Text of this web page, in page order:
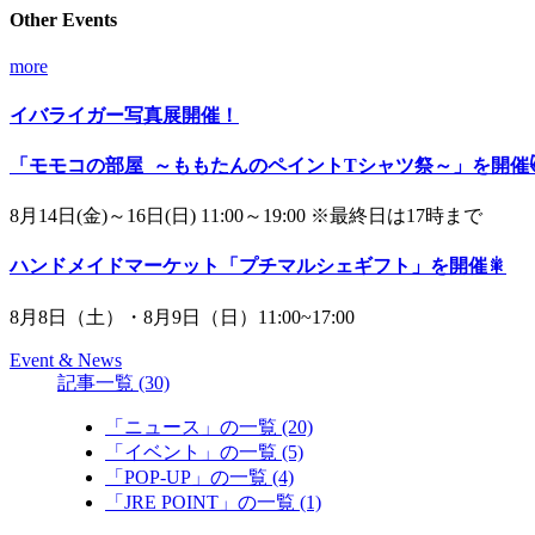
Other Events
more
イバライガー写真展開催！
「モモコの部屋 ～ももたんのペイントTシャツ祭～」を開催
8月14日(金)～16日(日) 11:00～19:00 ※最終日は17時まで
ハンドメイドマーケット「プチマルシェギフト」を開催🎇
8月8日（土）・8月9日（日）11:00~17:00
Event & News
記事一覧 (30)
「ニュース」の一覧 (20)
「イベント」の一覧 (5)
「POP‐UP」の一覧 (4)
「JRE POINT」の一覧 (1)